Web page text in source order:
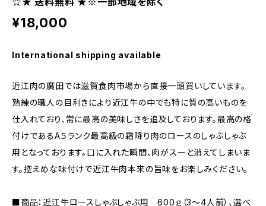
¥18,000
International shipping available
近江肉の廣田では滋賀食肉市場から直接一頭買いしています。
熟練の職人の目利きにより近江牛の中でも特に質の高いものを
仕入れており、常に最高の美味しさを追及しております。最高の格
付けであるA５ランク最高級の霜降り肉のロースのしゃぶしゃぶ
用となっております。口に入れた瞬間、肉がスーと消えてしまいま
す。控えめな味付けで近江牛肉本来の旨味をお楽しみください。
■商品：近江牛ロースしゃぶしゃぶ用 600ｇ（3～4人前）、選べ